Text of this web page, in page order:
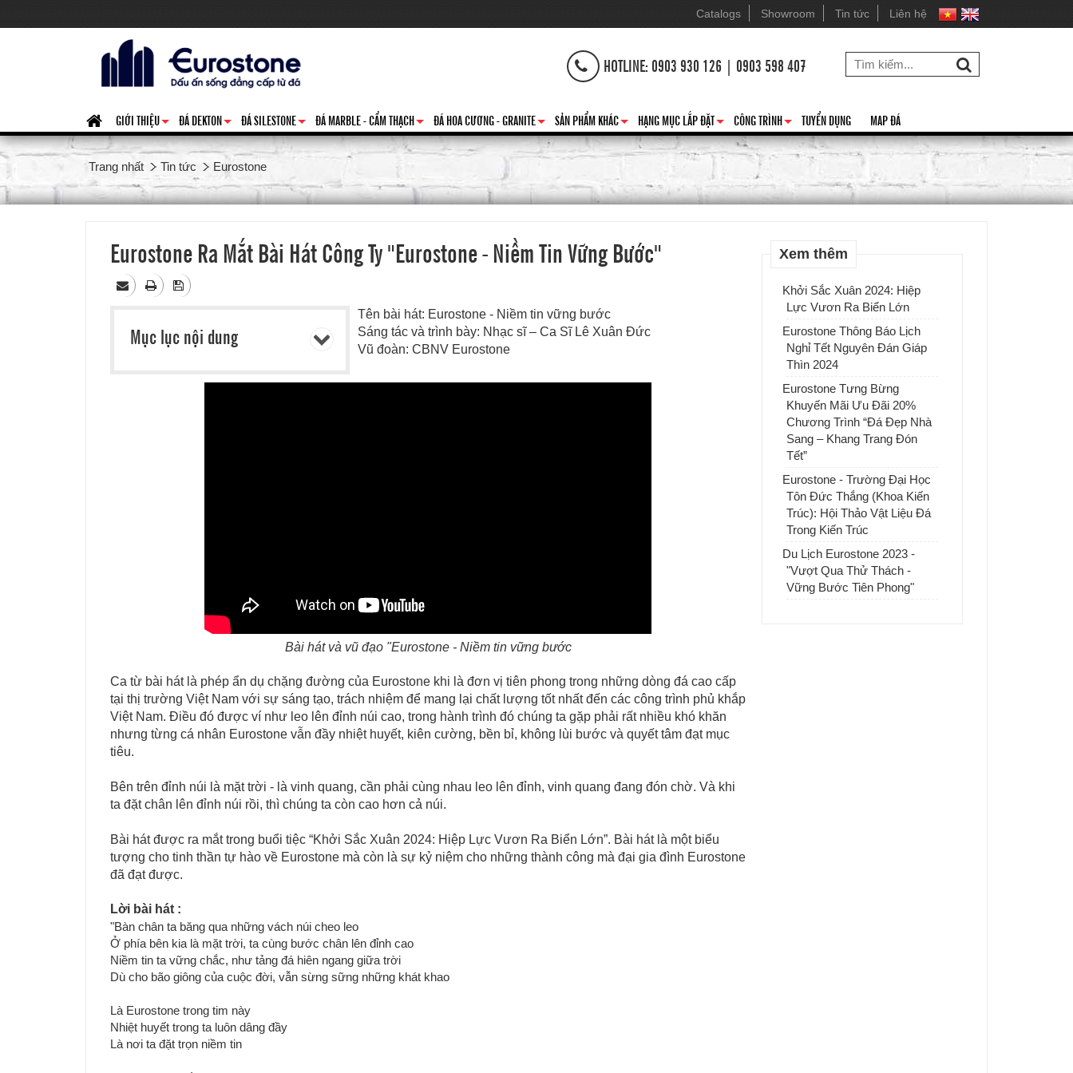
Catalogs Showroom Tin tức Liên hệ
HOTLINE: 0903 930 126 | 0903 598 407
+
GIỚI THIỆU
+
ĐÁ DEKTON
+
ĐÁ SILESTONE
+
ĐÁ MARBLE - CẨM THẠCH
+
ĐÁ HOA CƯƠNG - GRANITE
+
SẢN PHẨM KHÁC
+
HẠNG MỤC LẮP ĐẶT
+
CÔNG TRÌNH TUYỂN DỤNG MAP ĐÁ
Trang nhất Tin tức Eurostone
Eurostone Ra Mắt Bài Hát Công Ty "Eurostone - Niềm Tin Vững Bước"
Mục lục nội dung
Tên bài hát: Eurostone - Niềm tin vững bước
Sáng tác và trình bày: Nhạc sĩ – Ca Sĩ Lê Xuân Đức
Vũ đoàn: CBNV Eurostone
Bài hát và vũ đạo "Eurostone - Niềm tin vững bước
Ca từ bài hát là phép ẩn dụ chặng đường của Eurostone khi là đơn vị tiên phong trong những dòng đá cao cấp
tại thị trường Việt Nam với sự sáng tạo, trách nhiệm để mang lại chất lượng tốt nhất đến các công trình phủ khắp
Việt Nam. Điều đó được ví như leo lên đỉnh núi cao, trong hành trình đó chúng ta gặp phải rất nhiều khó khăn
nhưng từng cá nhân Eurostone vẫn đầy nhiệt huyết, kiên cường, bền bỉ, không lùi bước và quyết tâm đạt mục
tiêu.
Bên trên đỉnh núi là mặt trời - là vinh quang, cần phải cùng nhau leo lên đỉnh, vinh quang đang đón chờ. Và khi
ta đặt chân lên đỉnh núi rồi, thì chúng ta còn cao hơn cả núi.
Bài hát được ra mắt trong buổi tiệc “Khởi Sắc Xuân 2024: Hiệp Lực Vươn Ra Biển Lớn”. Bài hát là một biểu
tượng cho tinh thần tự hào về Eurostone mà còn là sự kỷ niệm cho những thành công mà đại gia đình Eurostone
đã đạt được.
Lời bài hát :
"Bàn chân ta băng qua những vách núi cheo leo
Ở phía bên kia là mặt trời, ta cùng bước chân lên đỉnh cao
Niềm tin ta vững chắc, như tảng đá hiên ngang giữa trời
Dù cho bão giông của cuộc đời, vẫn sừng sững những khát khao
Là Eurostone trong tim này
Nhiệt huyết trong ta luôn dâng đầy
Là nơi ta đặt trọn niềm tin
Xem thêm
Khởi Sắc Xuân 2024: Hiệp
Lực Vươn Ra Biển Lớn
Eurostone Thông Báo Lịch
Nghỉ Tết Nguyên Đán Giáp
Thìn 2024
Eurostone Tưng Bừng
Khuyến Mãi Ưu Đãi 20%
Chương Trình “Đá Đẹp Nhà
Sang – Khang Trang Đón
Tết”
Eurostone - Trường Đại Học
Tôn Đức Thắng (Khoa Kiến
Trúc): Hội Thảo Vật Liệu Đá
Trong Kiến Trúc
Du Lịch Eurostone 2023 -
"Vượt Qua Thử Thách -
Vững Bước Tiên Phong"